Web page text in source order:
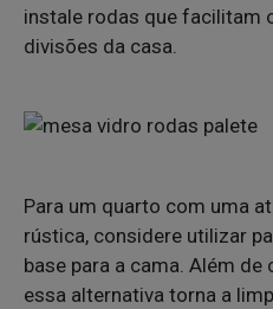
instale rodas que facilitam
divisões da casa.
Para um quarto com uma
rústica, considere utilizar
base para a cama. Além
essa alternativa torna a